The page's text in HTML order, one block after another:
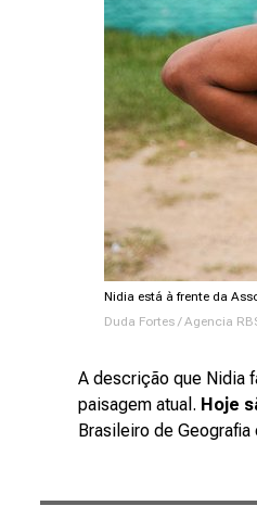
Nidia está à frente da
Duda Fortes / Agencia
A descrição que Nidia
paisagem atual. Hoje
Brasileiro de Geografia